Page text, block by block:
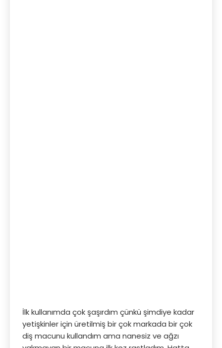
İlk kullanımda çok şaşırdım çünkü şimdiye kadar
yetişkinler için üretilmiş bir çok markada bir çok
diş macunu kullandım ama nanesiz ve ağzı